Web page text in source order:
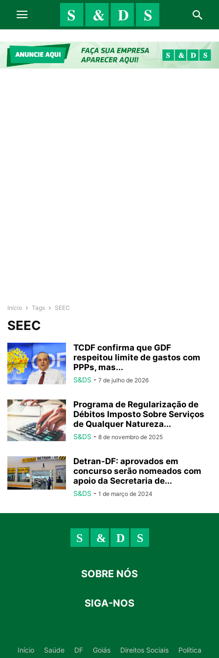
Início Tags SEEC
SEEC
TCDF confirma que GDF
respeitou limite de gastos com
PPPs, mas...
S&DS - 7 de julho de 2026
Programa de Regularização de
Débitos Imposto Sobre Serviços
de Qualquer Natureza...
S&DS - 8 de novembro de 2025
Detran-DF: aprovados em
concurso serão nomeados com
apoio da Secretaria de...
S&DS - 1 de março de 2024
SOBRE NÓS
SIGA-NOS
Início Saúde DF Goiás Direitos Sociais Política